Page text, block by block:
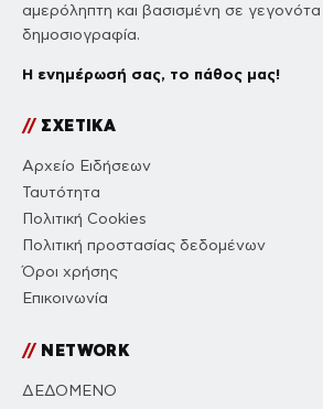
αμερόληπτη και βασισμένη σε γεγονότα
δημοσιογραφία.
Η ενημέρωσή σας, το πάθος μας!
//ΣΧΕΤΙΚΑ
Αρχείο Ειδήσεων
Ταυτότητα
Πολιτική Cookies
Πολιτική προστασίας δεδομένων
Όροι χρήσης
Επικοινωνία
//NETWORK
ΔΕΔΟΜΕΝΟ